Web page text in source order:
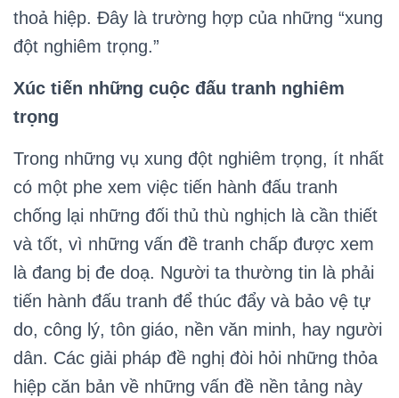
thoả hiệp. Đây là trường hợp của những “xung
đột nghiêm trọng.”
Xúc tiến những cuộc đấu tranh nghiêm
trọng
Trong những vụ xung đột nghiêm trọng, ít nhất
có một phe xem việc tiến hành đấu tranh
chống lại những đối thủ thù nghịch là cần thiết
và tốt, vì những vấn đề tranh chấp được xem
là đang bị đe doạ. Người ta thường tin là phải
tiến hành đấu tranh để thúc đẩy và bảo vệ tự
do, công lý, tôn giáo, nền văn minh, hay người
dân. Các giải pháp đề nghị đòi hỏi những thỏa
hiệp căn bản về những vấn đề nền tảng này